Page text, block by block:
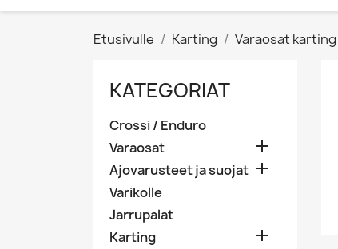
Etusivulle Karting Varaosat karting
KATEGORIAT
Crossi / Enduro
Varaosat

Ajovarusteet ja suojat 
Varikolle
Jarrupalat
Karting
